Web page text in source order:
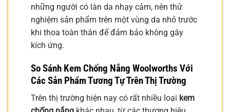
những người có làn da nhạy cảm, nên thử
nghiệm sản phẩm trên một vùng da nhỏ trước
khi thoa toàn thân để đảm bảo không gây
kích ứng.
So Sánh Kem Chống Nắng Woolworths Với
Các Sản Phẩm Tương Tự Trên Thị Trường
Trên thị trường hiện nay có rất nhiều loại kem